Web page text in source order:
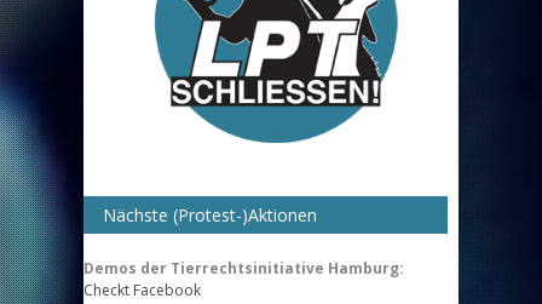
Nächste (Protest-)Aktionen
Demos der Tierrechtsinitiative Hamburg:
Checkt Facebook